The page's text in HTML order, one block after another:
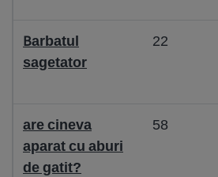
Barbatul
sagetator
22
are cineva
aparat cu aburi
de gatit?
58